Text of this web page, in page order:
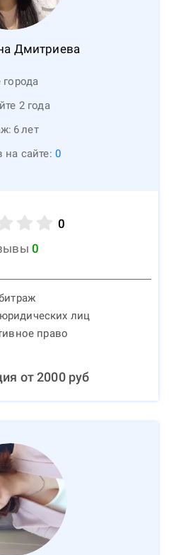
Дмитриева
города
2 года
6лет
на сайте: 0
0
0
лиц
право
от2000руб